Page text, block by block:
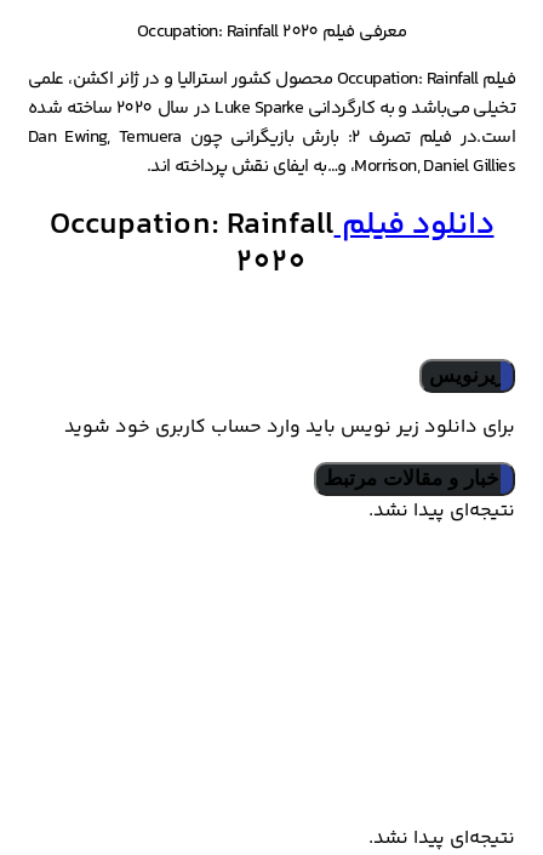
معرفی فیلم Occupation: Rainfall 2020
فیلم Occupation: Rainfall محصول کشور استرالیا و در ژانر اکشن، علمی
تخیلی می‌باشد و به کارگردانی Luke Sparke در سال 2020 ساخته شده
است.در فیلم تصرف 2: بارش بازیگرانی چون Dan Ewing, Temuera
Morrison, Daniel Gillies، و…به ایفای نقش پرداخته اند.
دانلود فیلمOccupation: Rainfall
2020
زیرنویس
برای دانلود زیر نویس باید وارد حساب کاربری خود شوید
اخبار و مقالات مرتبط
نتیجه‌ای پیدا نشد.
نتیجه‌ای پیدا نشد.